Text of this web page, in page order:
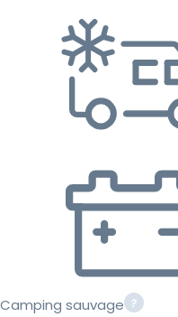
Camping sauvage